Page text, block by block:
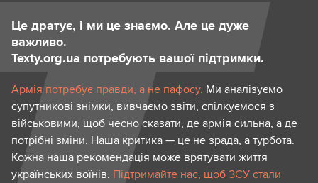
Це дратує, і ми це знаємо. Але це дуже
важливо.
Texty.org.ua потребують вашої підтримки.
Армія потребує правди, а не пафосу. Ми аналізуємо
супутникові знімки, вивчаємо звіти, спілкуємося з
військовими, щоб чесно сказати, де армія сильна, а де
потрібні зміни. Наша критика — це не зрада, а турбота.
Кожна наша рекомендація може врятувати життя
українських воїнів. Підтримайте нас, щоб ЗСУ стали